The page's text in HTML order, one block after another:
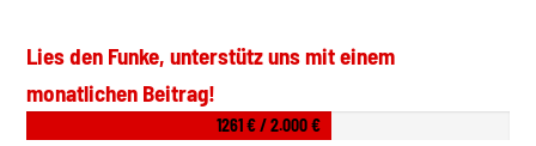
Lies den Funke, unterstütz uns mit einem
monatlichen Beitrag!
1261 € / 2.000 €